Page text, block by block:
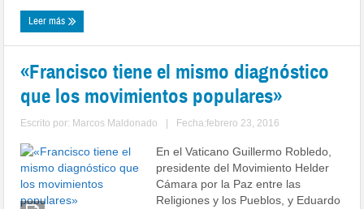
Leer más
«Francisco tiene el mismo diagnóstico
que los movimientos populares»
Escrito por: Marcos Maldonado Fecha:febrero 23, 2016
En el Vaticano Guillermo Robledo,
presidente del Movimiento Helder
Cámara por la Paz entre las
Religiones y los Pueblos, y Eduardo